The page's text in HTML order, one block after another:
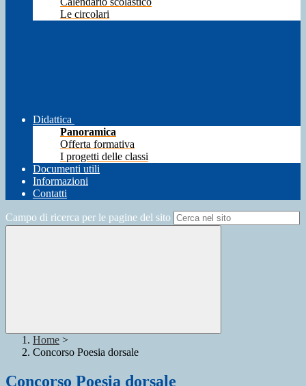
Le circolari
Didattica
Panoramica
Offerta formativa
I progetti delle classi
Documenti utili
Informazioni
Contatti
Campo di ricerca per le pagine del sito
Home >
Concorso Poesia dorsale
Concorso Poesia dorsale